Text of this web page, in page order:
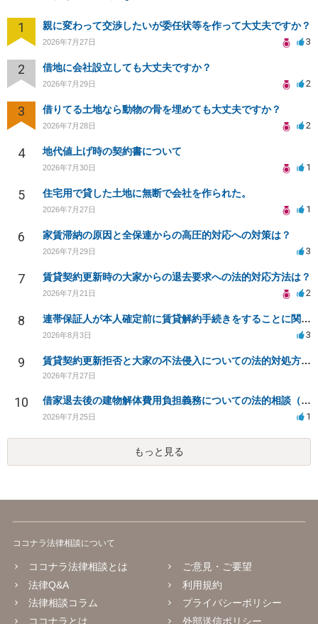
1 親に変わって交渉したいが委任状等を作って大丈夫ですか？
2026年7月27日 3
2 借地に会社設立しても大丈夫ですか？
2026年7月29日 2
3 借りてる土地なら動物の骨を埋めても大丈夫ですか？
2026年7月28日 2
4 地代値上げ時の契約書について
2026年7月30日 1
5 住宅用で貸した土地に無断で会社を作られた。
2026年7月27日 1
6 家賃滞納の原因と全保連からの高圧的対応への対策は？
2026年7月29日 3
7 賃貸契約更新時の大家からの退去要求への法的対応方法は？
2026年7月21日 2
8 連帯保証人が本人確定前に賃貸解約手続きをすることに関して
2026年8月3日 3
9 賃貸契約更新拒否と大家の不法侵入についての法的対処方法は？
2026年7月27日
10 借家退去後の建物解体費用負担義務についての法的相談（補足説明修正）
2026年7月25日 1
もっと見る
ココナラ法律相談について
ココナラ法律相談とは
法律Q&A
法律相談コラム
ココナラとは
ご意見・ご要望
利用規約
プライバシーポリシー
外部送信ポリシー